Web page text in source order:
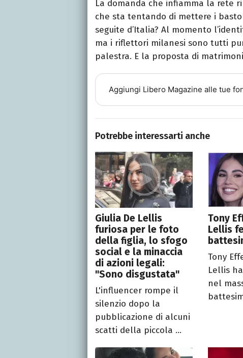
La domanda che infiamma la rete
che sta tentando di mettere i
seguite d’Italia? Al momento
ma i riflettori milanesi sono tutti
palestra. E la proposta di
Aggiungi Libero Magazine alle tue
Potrebbe interessarti anche
Giulia De Lellis
furiosa per le foto
della figlia, lo sfogo
social e la minaccia
di azioni legali:
"Sono disgustata"
L'influencer rompe il
silenzio dopo la
pubblicazione di alcuni
scatti della piccola ...
Tony
Lellis
Tony
Lellis
nel